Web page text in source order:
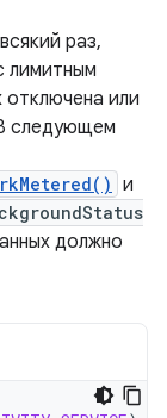
раз,
лимитным
или
следующем
и
должно